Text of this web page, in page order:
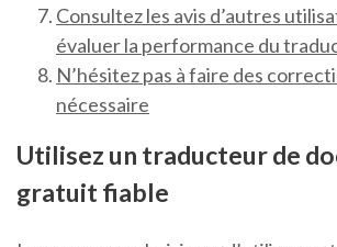
Consultez les avis d’autres
évaluer la performance du
N’hésitez pas à faire des
nécessaire
Utilisez un traducteur de
gratuit fiable